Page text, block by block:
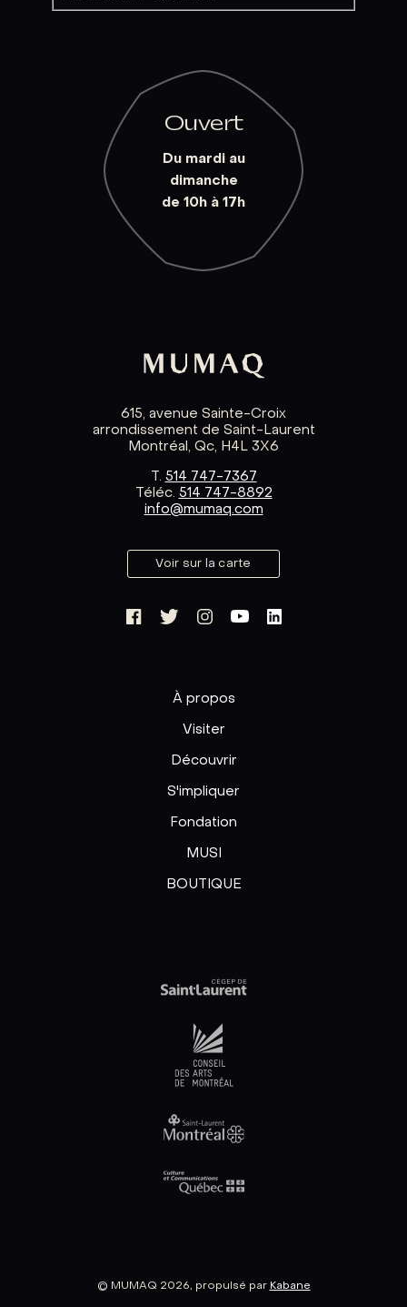
Ouvert
Du mardi au
dimanche
de 10h à 17h
615, avenue Sainte-Croix
arrondissement de Saint-Laurent
Montréal, Qc, H4L 3X6
T. 514 747-7367
Téléc. 514 747-8892
info@mumaq.com
Voir sur la carte
À propos
Visiter
Découvrir
S'impliquer
Fondation
MUSI
BOUTIQUE
© MUMAQ 2026, propulsé par Kabane